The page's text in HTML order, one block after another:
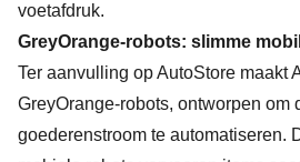
voetafdruk.
GreyOrange-robots: slimme
Ter aanvulling op AutoStore maakt
GreyOrange-robots, ontworpen om
goederenstroom te automatiseren.